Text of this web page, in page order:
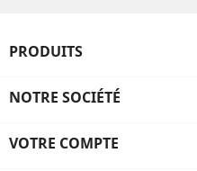
PRODUITS
NOTRE SOCIÉTÉ
VOTRE COMPTE